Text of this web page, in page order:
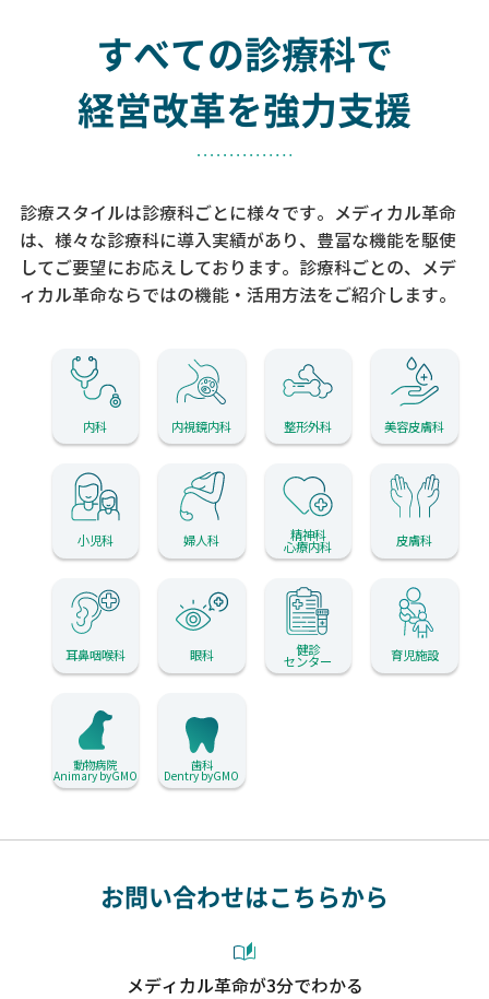
すべての診療科で
経営改革を強力支援
診療スタイルは診療科ごとに様々です。メディカル革命
は、様々な診療科に導入実績があり、 豊富な機能を駆使
してご要望にお応えしております。 診療科ごとの、メデ
ィカル革命ならではの機能・活用方法をご紹介します。
内科 内視鏡内科 整形外科 美容皮膚科
小児科 婦人科 精神科
心療内科 皮膚科
耳鼻咽喉科 眼科 健診
センター 育児施設
動物病院
Animary byGMO
歯科
Dentry byGMO
お問い合わせはこちらから
メディカル革命が3分でわかる